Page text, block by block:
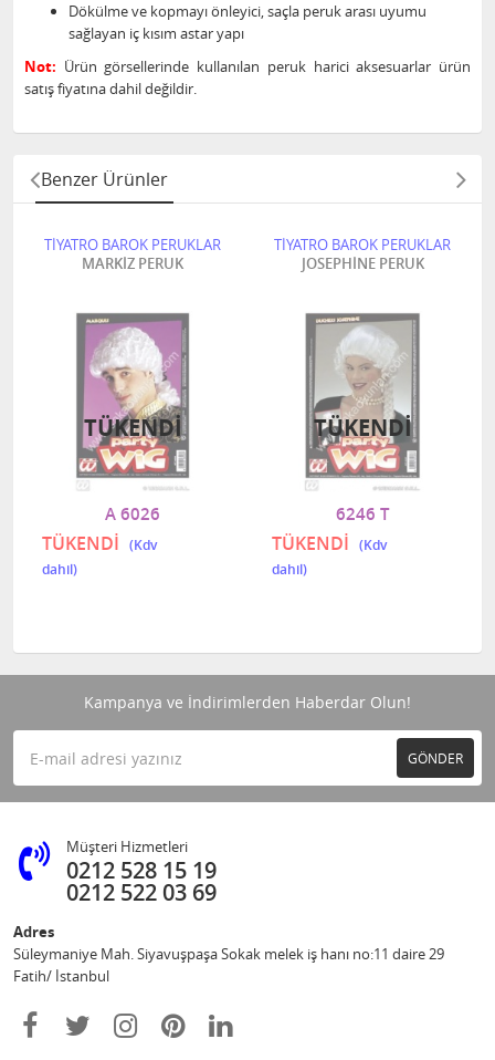
Dökülme ve kopmayı önleyici, saçla peruk arası uyumu
sağlayan iç kısım astar yapı
Not: Ürün görsellerinde kullanılan peruk harici aksesuarlar ürün
satış fiyatına dahil değildir.
Benzer Ürünler
TİYATRO BAROK PERUKLAR
MARKİZ PERUK
A 6026
TÜKENDİ
TÜKENDI
TİYATRO BAROK PERUKLAR
JOSEPHİNE PERUK
6246 T
TÜKENDİ
TÜKENDI
Kampanya ve İndirimlerden Haberdar Olun!
GÖNDER
Müşteri Hizmetleri
0212 528 15 19
0212 522 03 69
Adres
Süleymaniye Mah. Siyavuşpaşa Sokak melek iş hanı no:11 daire 29
Fatih/ İstanbul